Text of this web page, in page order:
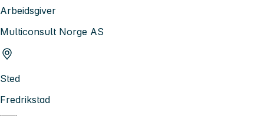
Arbeidsgiver
Multiconsult Norge AS
Sted
Fredrikstad